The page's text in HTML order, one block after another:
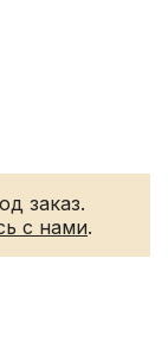
заказ.
с нами.